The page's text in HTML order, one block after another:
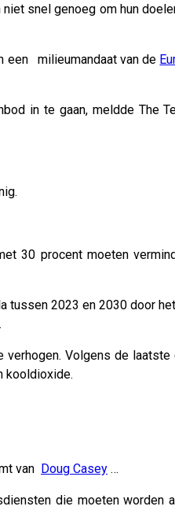
snel genoeg om hun
een milieumandaat van de
in te gaan, meldde The
30 procent moeten
tussen 2023 en 2030 door
Volgens de laatste
kooldioxide.
van Doug Casey …
die moeten worden